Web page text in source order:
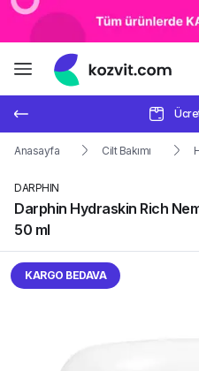
Anasayfa Cilt Bakımı
DARPHIN
Darphin Hydraskin Rich
50 ml
KARGO BEDAVA